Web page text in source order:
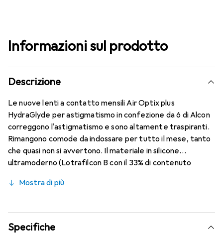
Informazioni sul prodotto
Descrizione
Le nuove lenti a contatto mensili Air Optix plus
HydraGlyde per astigmatismo in confezione da 6 di Alcon
correggono l'astigmatismo e sono altamente traspiranti.
Rimangono comode da indossare per tutto il mese, tanto
che quasi non si avvertono. Il materiale in silicone
ultramoderno (Lotrafilcon B con il 33% di contenuto
Moisture Matrix e la conosciuta tecnologia SmartShield,
conosci. Comfort e assenza di fastidi per tutto il giorno
con queste lenti mensili.
Mostra di più
Specifiche